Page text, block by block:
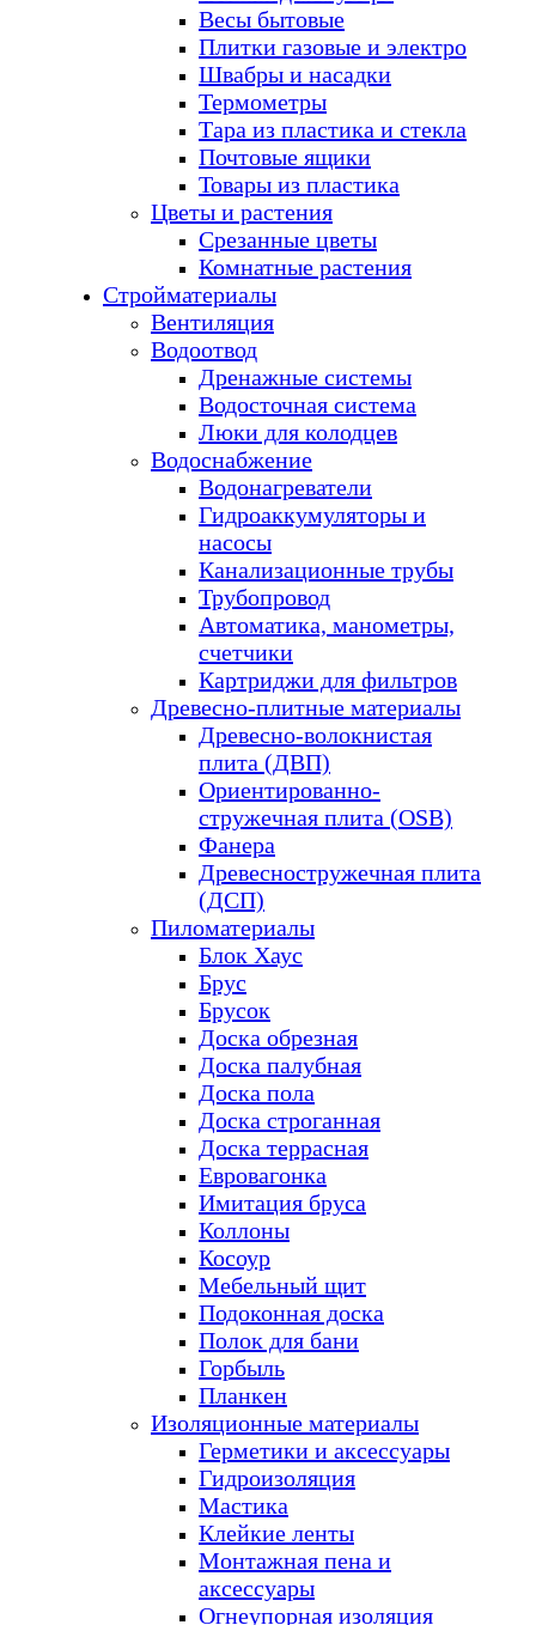
Весы бытовые
Плитки газовые и электро
Швабры и насадки
Термометры
Тара из пластика и стекла
Почтовые ящики
Товары из пластика
Цветы и растения
Срезанные цветы
Комнатные растения
Стройматериалы
Вентиляция
Водоотвод
Дренажные системы
Водосточная система
Люки для колодцев
Водоснабжение
Водонагреватели
Гидроаккумуляторы и
насосы
Канализационные трубы
Трубопровод
Автоматика, манометры,
счетчики
Картриджи для фильтров
Древесно-плитные материалы
Древесно-волокнистая
плита (ДВП)
Ориентированно-
стружечная плита (OSB)
Фанера
Древесностружечная плита
(ДСП)
Пиломатериалы
Блок Хаус
Брус
Брусок
Доска обрезная
Доска палубная
Доска пола
Доска строганная
Доска террасная
Евровагонка
Имитация бруса
Коллоны
Косоур
Мебельный щит
Подоконная доска
Полок для бани
Горбыль
Планкен
Изоляционные материалы
Герметики и аксессуары
Гидроизоляция
Мастика
Клейкие ленты
Монтажная пена и
аксессуары
Огнеупорная изоляция